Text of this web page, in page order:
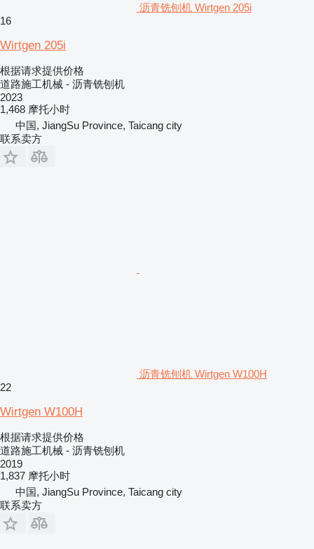
沥青铣刨机 Wirtgen 205i
16
Wirtgen 205i
根据请求提供价格
道路施工机械 - 沥青铣刨机
2023
1,468 摩托小时
中国, JiangSu Province, Taicang city
联系卖方
沥青铣刨机 Wirtgen W100H
22
Wirtgen W100H
根据请求提供价格
道路施工机械 - 沥青铣刨机
2019
1,837 摩托小时
中国, JiangSu Province, Taicang city
联系卖方